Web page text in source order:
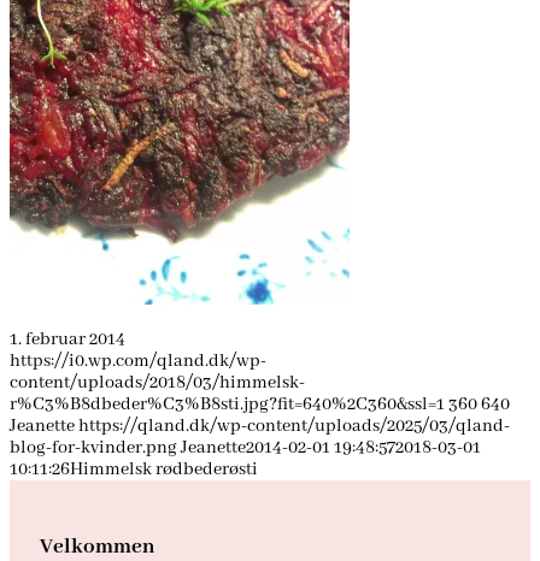
1. februar 2014
https://i0.wp.com/qland.dk/wp-
content/uploads/2018/03/himmelsk-
r%C3%B8dbeder%C3%B8sti.jpg?fit=640%2C360&ssl=1 360640
Jeanettehttps://qland.dk/wp-content/uploads/2025/03/qland-
blog-for-kvinder.pngJeanette2014-02-01 19:48:572018-03-01
10:11:26Himmelsk rødbederøsti
Velkommen